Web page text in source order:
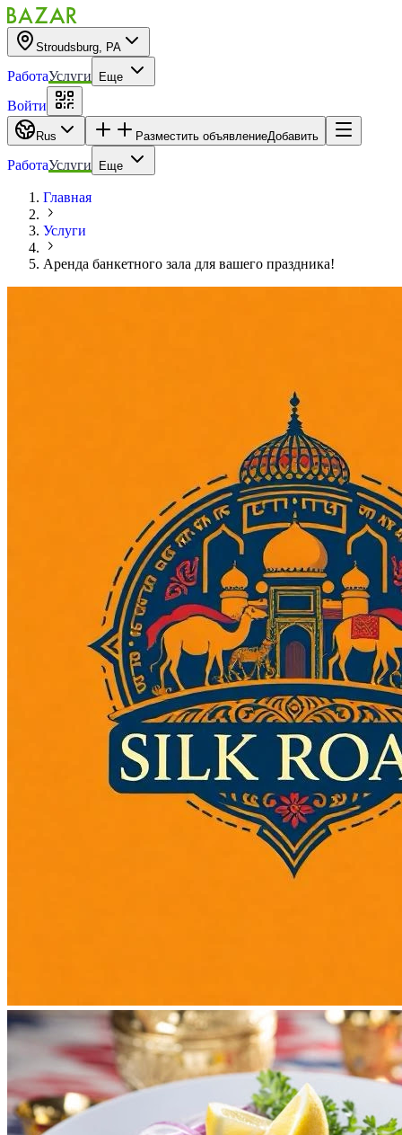
Stroudsburg, PA
РаботаУслуги Еще
Войти
Rus Разместить объявлениеДобавить
РаботаУслуги Еще
Главная
Услуги
Аренда банкетного зала для вашего праздника!